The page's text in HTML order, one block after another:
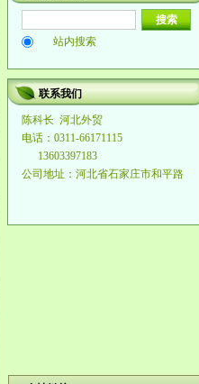
站内搜索
联系我们
陈科长 河北外贸
电话：0311-66171115
13603397183
公司地址：河北省石家庄市和平路